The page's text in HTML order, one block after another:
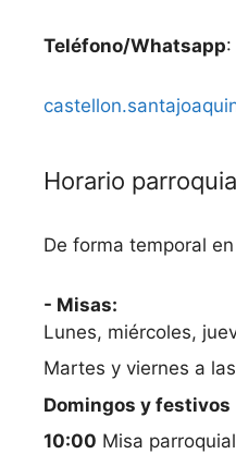
Teléfono/Whatsapp
Horario
De forma temporal en
- Misas:
Lunes, miércoles,
Martes y viernes a
Domingos y festivos
10:00 Misa parroquial